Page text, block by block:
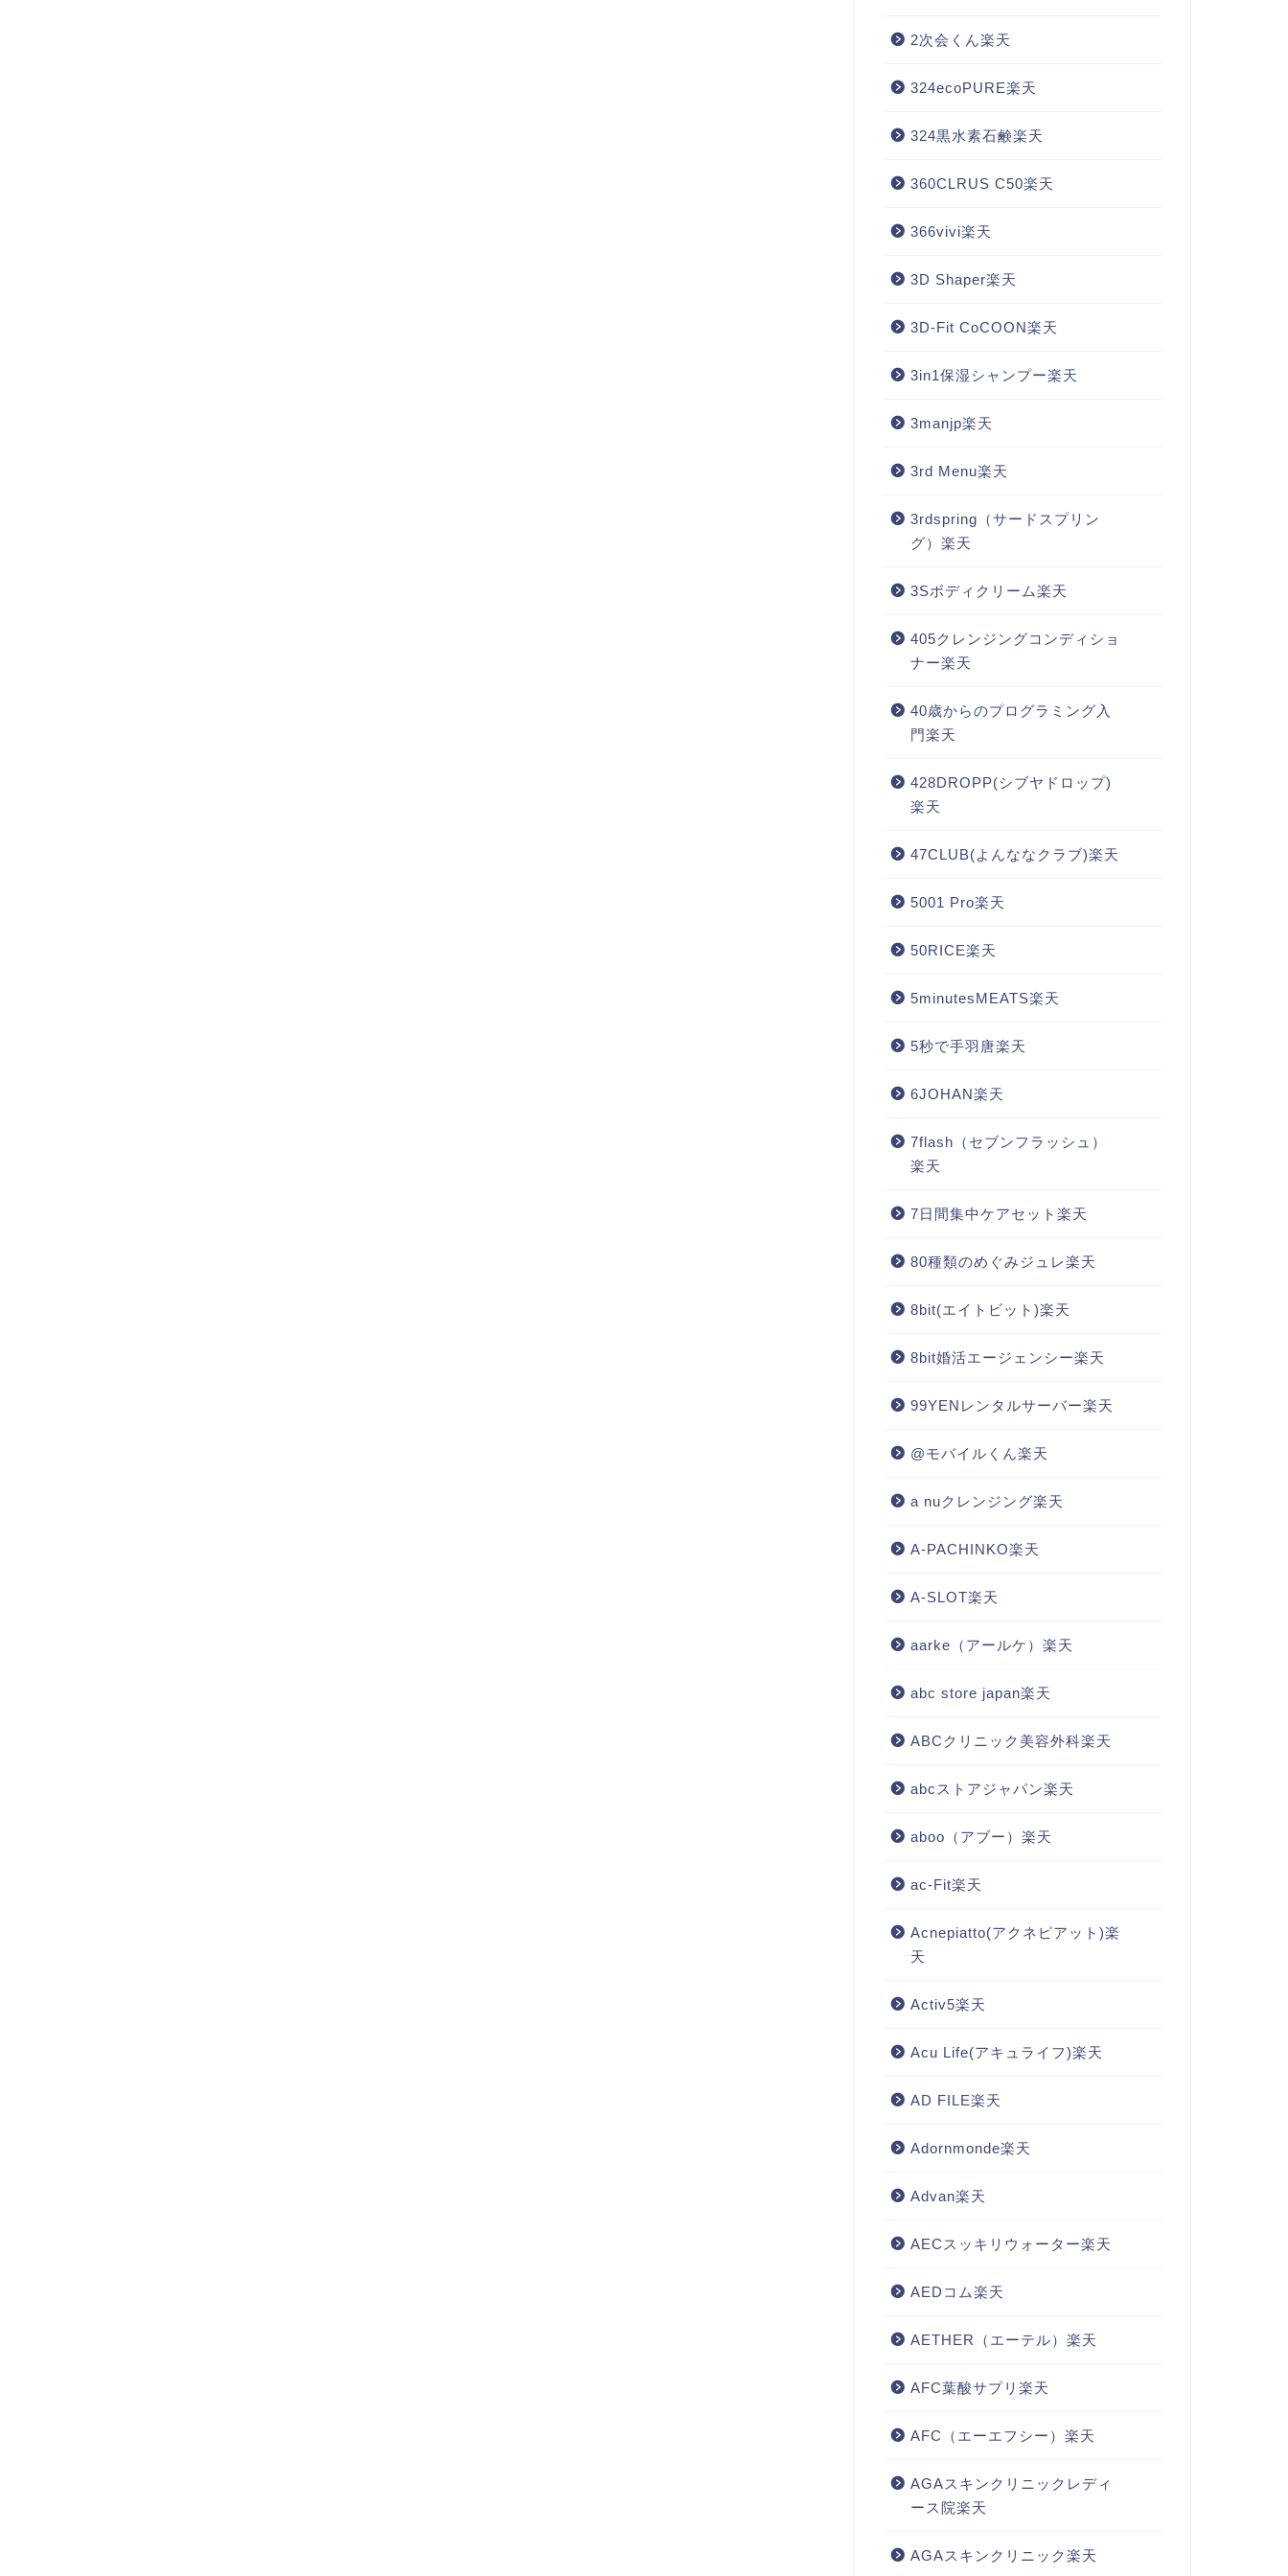
2次会くん楽天
324ecoPURE楽天
324黒水素石鹸楽天
360CLRUS C50楽天
366vivi楽天
3D Shaper楽天
3D-Fit CoCOON楽天
3in1保湿シャンプー楽天
3manjp楽天
3rd Menu楽天
3rdspring（サードスプリン
グ）楽天
3Sボディクリーム楽天
405クレンジングコンディショ
ナー楽天
40歳からのプログラミング入
門楽天
428DROPP(シブヤドロップ)
楽天
47CLUB(よんななクラブ)楽天
5001 Pro楽天
50RICE楽天
5minutesMEATS楽天
5秒で手羽唐楽天
6JOHAN楽天
7flash（セブンフラッシュ）
楽天
7日間集中ケアセット楽天
80種類のめぐみジュレ楽天
8bit(エイトビット)楽天
8bit婚活エージェンシー楽天
99YENレンタルサーバー楽天
@モバイルくん楽天
a nuクレンジング楽天
A-PACHINKO楽天
A-SLOT楽天
aarke（アールケ）楽天
abc store japan楽天
ABCクリニック美容外科楽天
abcストアジャパン楽天
aboo（アブー）楽天
ac-Fit楽天
Acnepiatto(アクネピアット)楽
天
Activ5楽天
Acu Life(アキュライフ)楽天
AD FILE楽天
Adornmonde楽天
Advan楽天
AECスッキリウォーター楽天
AEDコム楽天
AETHER（エーテル）楽天
AFC葉酸サプリ楽天
AFC（エーエフシー）楽天
AGAスキンクリニックレディ
ース院楽天
AGAスキンクリニック楽天